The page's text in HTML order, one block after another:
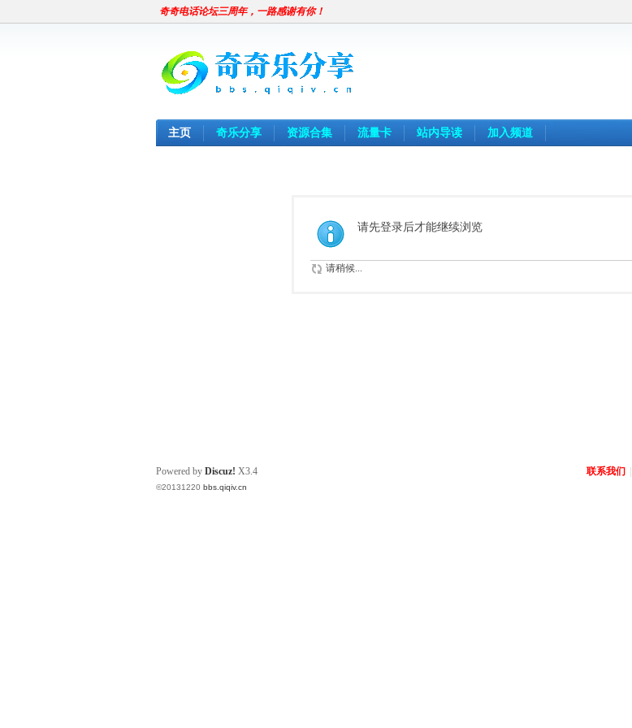
奇奇电话论坛三周年，一路感谢有你！
主页 奇乐分享 资源合集 流量卡 站内导读 加入频道
请先登录后才能继续浏览
请稍候...
联系我们
Powered by Discuz! X3.4
©20131220 bbs.qiqiv.cn